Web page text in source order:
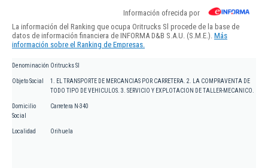
Información ofrecida por
La información del Ranking que ocupa Oritrucks Sl procede de la base de
datos de información financiera de INFORMA D&B S.A.U. (S.M.E.). Más
información sobre el Ranking de Empresas.
Denominación Oritrucks Sl
Objeto Social
1. EL TRANSPORTE DE MERCANCIAS POR CARRETERA. 2. LA COMPRAVENTA DE
TODO TIPO DE VEHICULOS. 3. SERVICIO Y EXPLOTACION DE TALLER-MECANICO.
Domicilio
Social
Carretera N-340
Localidad Orihuela